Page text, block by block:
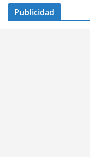
Publicidad